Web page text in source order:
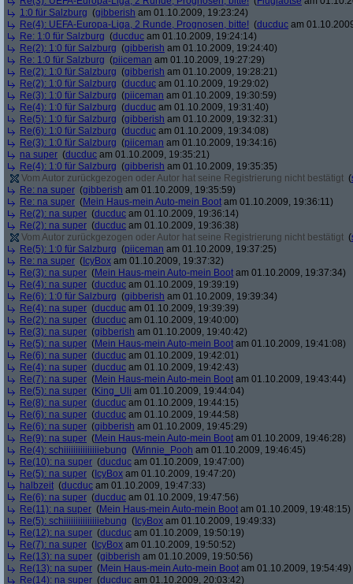
1:0 für Salzburg (gibberish am 01.10.2009, 19:23:24)
Re(4): UEFA-Europa-Liga, 2 Runde, Prognosen, bitte! (ducduc am
Re: 1:0 für Salzburg (ducduc am 01.10.2009, 19:24:14)
Re(2): 1:0 für Salzburg (gibberish am 01.10.2009, 19:24:40)
Re: 1:0 für Salzburg (piiceman am 01.10.2009, 19:27:29)
Re(2): 1:0 für Salzburg (gibberish am 01.10.2009, 19:28:21)
Re(2): 1:0 für Salzburg (ducduc am 01.10.2009, 19:29:02)
Re(3): 1:0 für Salzburg (piiceman am 01.10.2009, 19:30:59)
Re(4): 1:0 für Salzburg (ducduc am 01.10.2009, 19:31:40)
Re(5): 1:0 für Salzburg (gibberish am 01.10.2009, 19:32:31)
Re(6): 1:0 für Salzburg (ducduc am 01.10.2009, 19:34:08)
Re(3): 1:0 für Salzburg (piiceman am 01.10.2009, 19:34:16)
na super (ducduc am 01.10.2009, 19:35:21)
Re(4): 1:0 für Salzburg (gibberish am 01.10.2009, 19:35:35)
Vom Autor zurückgezogen oder Autor hat seine Registrierung nicht bestätigt (
Re: na super (gibberish am 01.10.2009, 19:35:59)
Re: na super (Mein Haus-mein Auto-mein Boot am 01.10.2009, 19:36:11)
Re(2): na super (ducduc am 01.10.2009, 19:36:14)
Re(2): na super (ducduc am 01.10.2009, 19:36:38)
Vom Autor zurückgezogen oder Autor hat seine Registrierung nicht bestätigt (
Re(5): 1:0 für Salzburg (piiceman am 01.10.2009, 19:37:25)
Re: na super ( IcyBox am 01.10.2009, 19:37:32)
Re(3): na super (Mein Haus-mein Auto-mein Boot am 01.10.2009, 19:37:34)
Re(4): na super (ducduc am 01.10.2009, 19:39:19)
Re(6): 1:0 für Salzburg (gibberish am 01.10.2009, 19:39:34)
Re(4): na super (ducduc am 01.10.2009, 19:39:39)
Re(2): na super (ducduc am 01.10.2009, 19:40:00)
Re(3): na super (gibberish am 01.10.2009, 19:40:42)
Re(5): na super (Mein Haus-mein Auto-mein Boot am 01.10.2009, 19:41:08)
Re(6): na super (ducduc am 01.10.2009, 19:42:01)
Re(4): na super (ducduc am 01.10.2009, 19:42:43)
Re(7): na super (Mein Haus-mein Auto-mein Boot am 01.10.2009, 19:43:44)
Re(5): na super (King_Uli am 01.10.2009, 19:44:04)
Re(8): na super (ducduc am 01.10.2009, 19:44:15)
Re(6): na super (ducduc am 01.10.2009, 19:44:58)
Re(6): na super (gibberish am 01.10.2009, 19:45:29)
Re(9): na super (Mein Haus-mein Auto-mein Boot am 01.10.2009, 19:46:28)
Re(4): schiiiiiiiiiiiiiiiebung (Winnie_Pooh am 01.10.2009, 19:46:45)
Re(10): na super (ducduc am 01.10.2009, 19:47:00)
Re(5): na super ( IcyBox am 01.10.2009, 19:47:20)
halbzeit (ducduc am 01.10.2009, 19:47:33)
Re(6): na super (ducduc am 01.10.2009, 19:47:56)
Re(11): na super (Mein Haus-mein Auto-mein Boot am 01.10.2009, 19:48:15)
Re(5): schiiiiiiiiiiiiiiiebung ( IcyBox am 01.10.2009, 19:49:33)
Re(12): na super (ducduc am 01.10.2009, 19:50:19)
Re(7): na super ( IcyBox am 01.10.2009, 19:50:52)
Re(13): na super (gibberish am 01.10.2009, 19:50:56)
Re(13): na super (Mein Haus-mein Auto-mein Boot am 01.10.2009, 19:54:49)
Re(14): na super (ducduc am 01.10.2009, 20:03:42)